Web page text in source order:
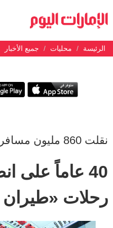
الرئيسة محليات جميع الأخبار
نقلت 860 مليون مسافر منذ بدء عملياتها
40 عاماً على
رحلات «طيران